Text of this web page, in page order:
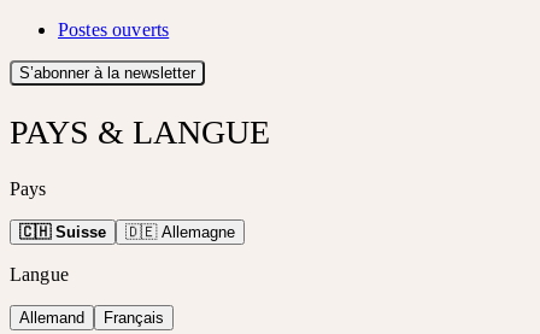
Postes ouverts
S’abonner à la newsletter
PAYS & LANGUE
Pays
🇨🇭 Suisse 🇩🇪 Allemagne
Langue
Allemand Français